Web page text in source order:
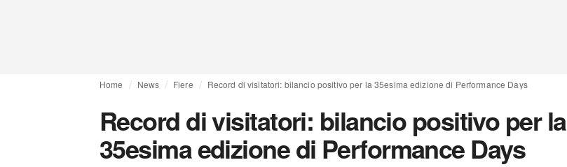
Home News Fiere Record di visitatori: bilancio positivo per la 35esima edizione di Performance Days
Record di visitatori: bilancio positivo per la
35esima edizione di Performance Days